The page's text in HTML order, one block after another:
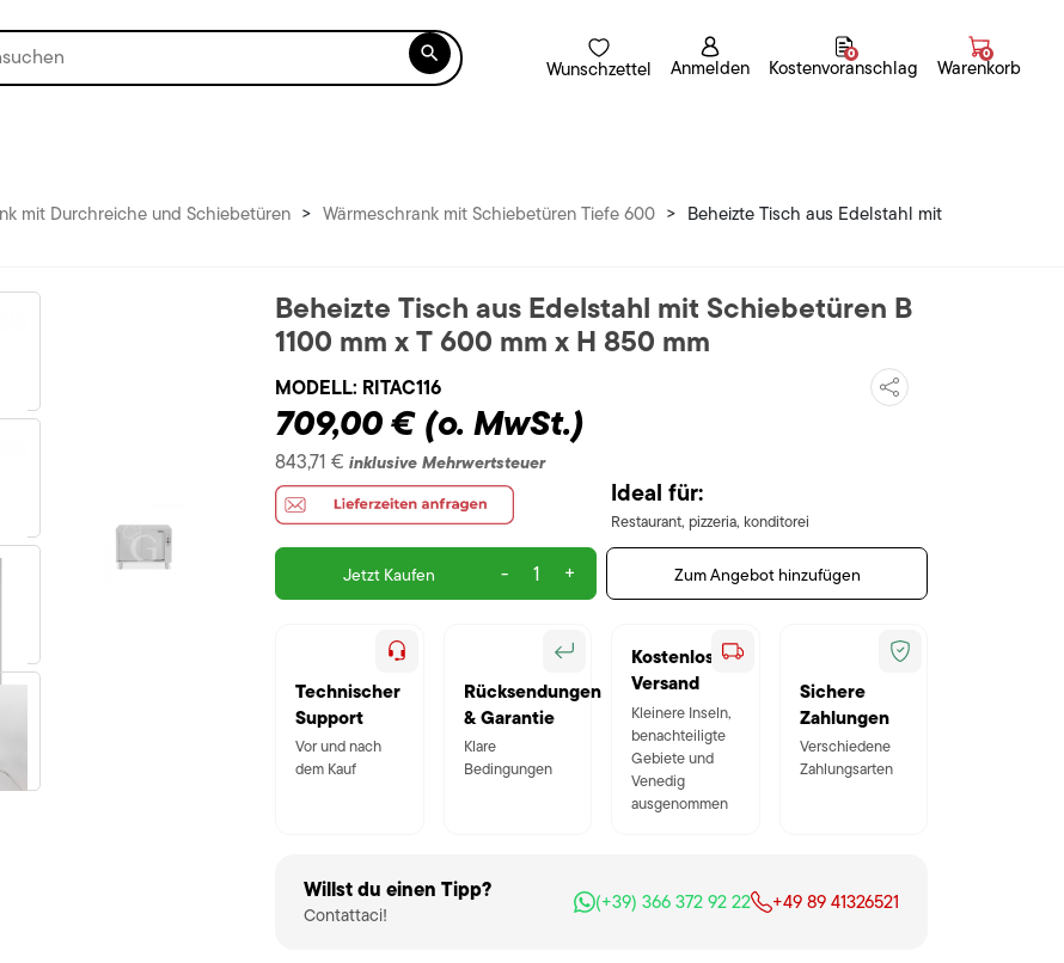

Wunschzettel Anmelden Kostenvoranschlag
0
Warenkorb
0
mit Durchreiche und Schiebetüren > Wärmeschrank mit Schiebetüren Tiefe 600 > Beheizte Tisch aus Edelstahl mit
Beheizte Tisch aus Edelstahl mit Schiebetüren B
1100 mm x T 600 mm x H 850 mm
MODELL: RITAC116
709,00 € (o. MwSt.)
843,71 € inklusive Mehrwertsteuer
Ideal für:
Restaurant, pizzeria, konditorei
Jetzt Kaufen - + Zum Angebot hinzufügen
Technischer
Support
Vor und nach
dem Kauf
Rücksendungen
& Garantie
Klare
Bedingungen
Kostenloser
Versand
Kleinere Inseln,
benachteiligte
Gebiete und
Venedig
ausgenommen
Sichere
Zahlungen
Verschiedene
Zahlungsarten
Willst du einen Tipp?
Contattaci!
(+39) 366 372 92 22 +49 89 41326521